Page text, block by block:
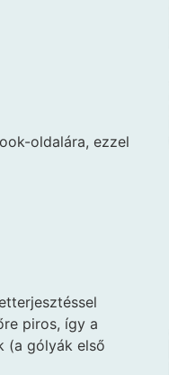
oldalára, ezzel
piros, így a
(a gólyák első